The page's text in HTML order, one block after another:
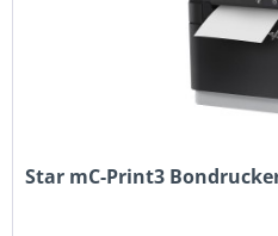
Star mC-Print3